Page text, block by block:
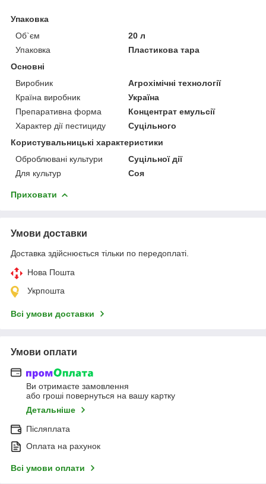
Упаковка
Об`єм
20 л
Упаковка
Пластикова тара
Основні
Виробник
Агрохімічні технології
Країна виробник
Україна
Препаративна форма
Концентрат емульсії
Характер дії пестициду
Суцільного
Користувальницькі характеристики
Оброблювані культури
Суцільної дії
Для культур
Соя
Приховати
Умови доставки
Доставка здійснюється тільки по передоплаті.
Нова Пошта
Укрпошта
Всі умови доставки
Умови оплати
Ви отримаєте замовлення
або гроші повернуться на вашу картку
Детальніше
Післяплата
Оплата на рахунок
Всі умови оплати